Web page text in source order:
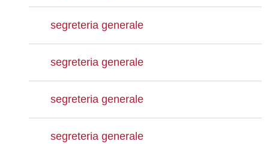
segreteria generale
segreteria generale
segreteria generale
segreteria generale